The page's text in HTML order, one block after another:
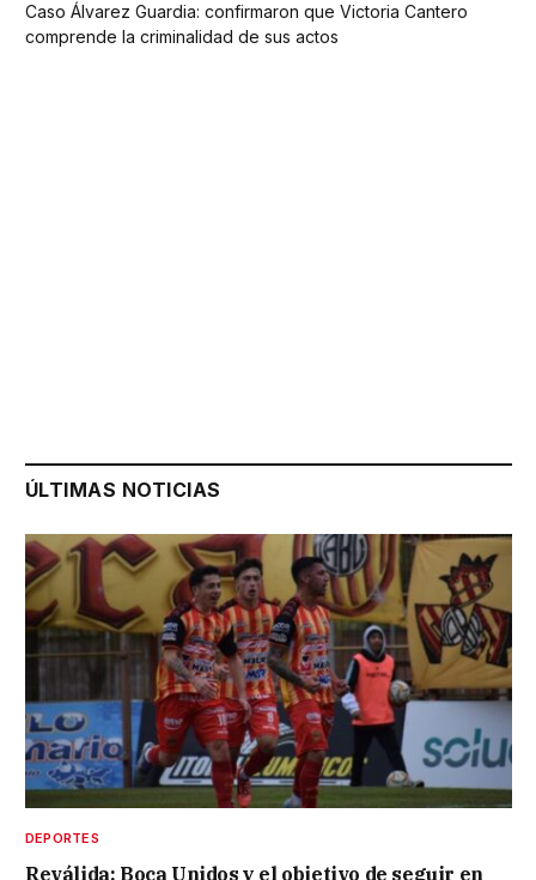
Caso Álvarez Guardia: confirmaron que Victoria Cantero
comprende la criminalidad de sus actos
ÚLTIMAS NOTICIAS
DEPORTES
Reválida: Boca Unidos y el objetivo de seguir en